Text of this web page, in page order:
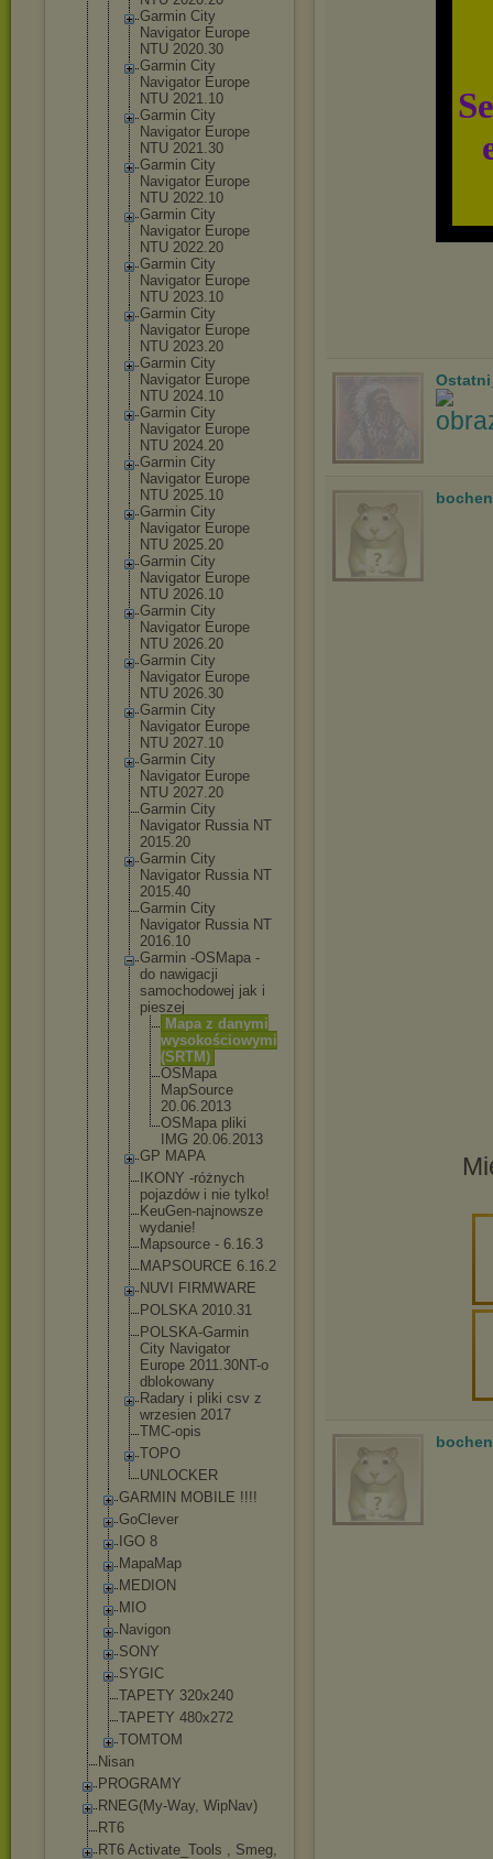
Garmin City
Navigator Europe
NTU 2020.30
Garmin City
Navigator Europe
NTU 2021.10
Garmin City
Navigator Europe
NTU 2021.30
Garmin City
Navigator Europe
NTU 2022.10
Garmin City
Navigator Europe
NTU 2022.20
Garmin City
Navigator Europe
NTU 2023.10
Garmin City
Navigator Europe
NTU 2023.20
Garmin City
Navigator Europe
NTU 2024.10
Garmin City
Navigator Europe
NTU 2024.20
Garmin City
Navigator Europe
NTU 2025.10
Garmin City
Navigator Europe
NTU 2025.20
Garmin City
Navigator Europe
NTU 2026.10
Garmin City
Navigator Europe
NTU 2026.20
Garmin City
Navigator Europe
NTU 2026.30
Garmin City
Navigator Europe
NTU 2027.10
Garmin City
Navigator Europe
NTU 2027.20
Garmin City
Navigator Russia NT
2015.20
Garmin City
Navigator Russia NT
2015.40
Garmin City
Navigator Russia NT
2016.10
Garmin -OSMapa -
do nawigacji
samochodowej jak i
pieszej
Mapa z danymi
wysokościowymi
(SRTM)
OSMapa
MapSource
20.06.2013
OSMapa pliki
IMG 20.06.2013
GP MAPA
IKONY -różnych
pojazdów i nie tylko!
KeuGen-najnowsze
wydanie!
Mapsource - 6.16.3
MAPSOURCE 6.16.2
NUVI FIRMWARE
POLSKA 2010.31
POLSKA-Garmin
City Navigator
Europe 2011.30NT-o
dblokowany
Radary i pliki csv z
wrzesien 2017
TMC-opis
TOPO
UNLOCKER
GARMIN MOBILE !!!!
GoClever
IGO 8
MapaMap
MEDION
MIO
Navigon
SONY
SYGIC
TAPETY 320x240
TAPETY 480x272
TOMTOM
Nisan
PROGRAMY
RNEG(My-Way, WipNav)
RT6
RT6 Activate_Tools , Smeg,